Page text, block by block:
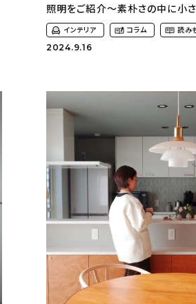
照明をご紹介〜素朴さの中に小
坪の平屋（hy___home21さん）
インテリア コラム 読み
2024.9.16